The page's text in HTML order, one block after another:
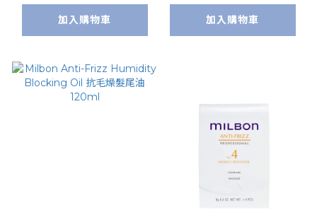
加入購物車 加入購物車